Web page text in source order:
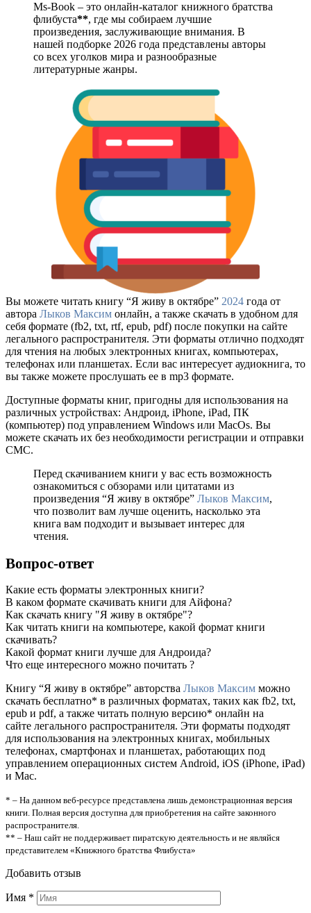
Ms-Book – это онлайн-каталог книжного братства
флибуста**, где мы собираем лучшие
произведения, заслуживающие внимания. В
нашей подборке 2026 года представлены авторы
со всех уголков мира и разнообразные
литературные жанры.
Вы можете читать книгу “Я живу в октябре” 2024 года от
автора Лыков Максим онлайн, а также скачать в удобном для
себя формате (fb2, txt, rtf, epub, pdf) после покупки на сайте
легального распространителя. Эти форматы отлично подходят
для чтения на любых электронных книгах, компьютерах,
телефонах или планшетах. Если вас интересует аудиокнига, то
вы также можете прослушать ее в mp3 формате.
Доступные форматы книг, пригодны для использования на
различных устройствах: Андроид, iPhone, iPad, ПК
(компьютер) под управлением Windows или MacOs. Вы
можете скачать их без необходимости регистрации и отправки
СМС.
Перед скачиванием книги у вас есть возможность
ознакомиться с обзорами или цитатами из
произведения “Я живу в октябре” Лыков Максим,
что позволит вам лучше оценить, насколько эта
книга вам подходит и вызывает интерес для
чтения.
Вопрос-ответ
Какие есть форматы электронных книги?
В каком формате скачивать книги для Айфона?
Как скачать книгу "Я живу в октябре"?
Как читать книги на компьютере, какой формат книги
скачивать?
Какой формат книги лучше для Андроида?
Что еще интересного можно почитать ?
Книгу “Я живу в октябре” авторства Лыков Максим можно
скачать бесплатно* в различных форматах, таких как fb2, txt,
epub и pdf, а также читать полную версию* онлайн на
сайте легального распространителя. Эти форматы подходят
для использования на электронных книгах, мобильных
телефонах, смартфонах и планшетах, работающих под
управлением операционных систем Android, iOS (iPhone, iPad)
и Mac.
* – На данном веб-ресурсе представлена лишь демонстрационная версия
книги. Полная версия доступна для приобретения на сайте законного
распространителя.
** – Наш сайт не поддерживает пиратскую деятельность и не являйся
представителем «Книжного братства Флибуста»
Добавить отзыв
Имя *